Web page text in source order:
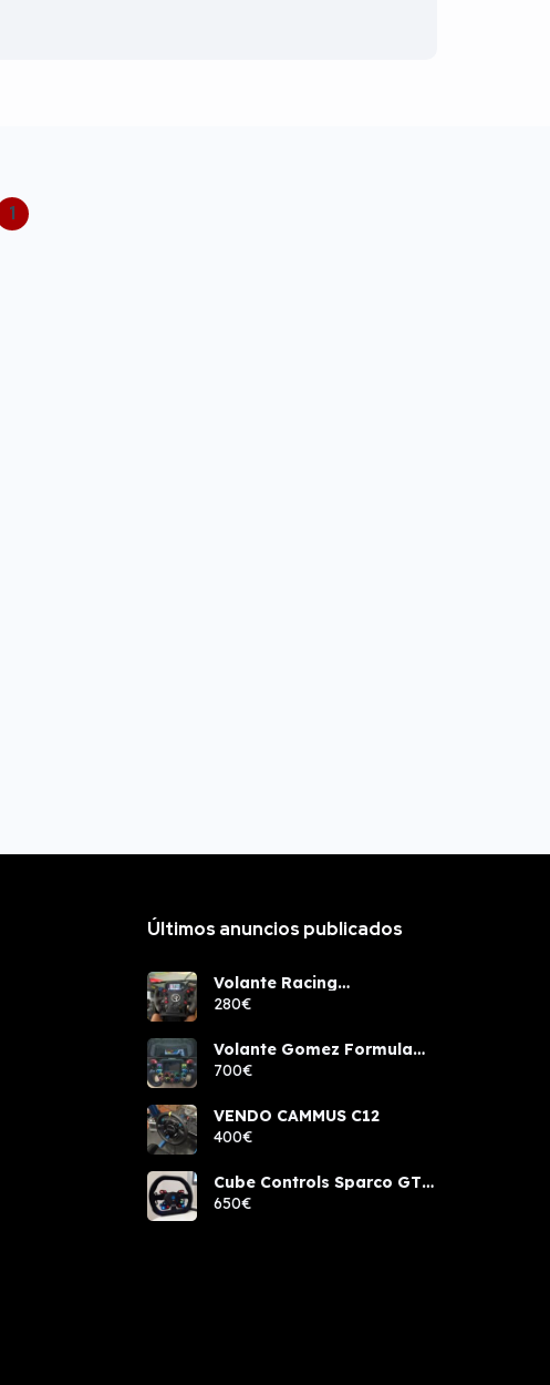
1
Últimos anuncios publicados
Volante Racing
components rcw sport
280€
Volante Gomez Formula
Pro Elite
700€
VENDO CAMMUS C12
400€
Cube Controls Sparco GT
PRO NUEVO
650€